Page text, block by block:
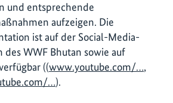
und entsprechende
aufzeigen. Die
ist auf der Social-Media-
des WWF Bhutan sowie auf
((www.youtube.com/…,
…).